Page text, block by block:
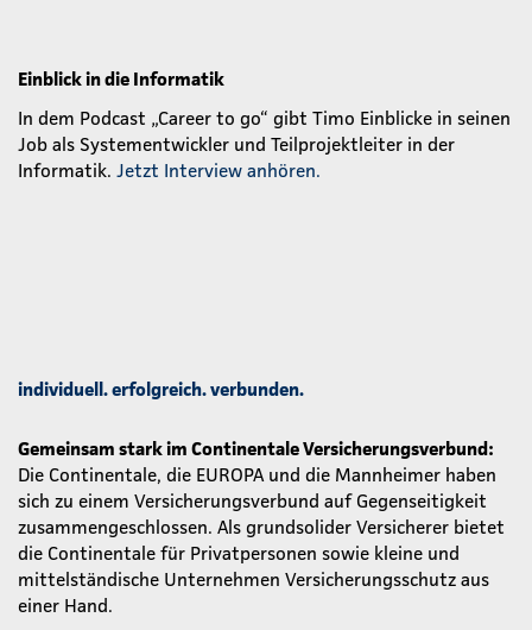
Einblick in die Informatik
In dem Podcast „Career to go“ gibt Timo Einblicke in seinen
Job als Systementwickler und Teilprojektleiter in der
Informatik. Jetzt Interview anhören.
individuell. erfolgreich. verbunden.
Gemeinsam stark im Continentale Versicherungsverbund:
Die Continentale, die EUROPA und die Mannheimer haben
sich zu einem Versicherungsverbund auf Gegenseitigkeit
zusammengeschlossen. Als grundsolider Versicherer bietet
die Continentale für Privatpersonen sowie kleine und
mittelständische Unternehmen Versicherungsschutz aus
einer Hand.